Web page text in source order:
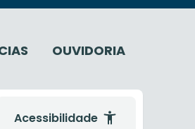
OUVIDORIA
Acessibilidade